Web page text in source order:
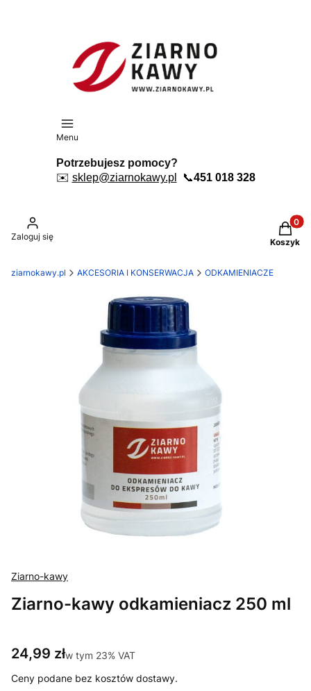
Menu
Potrzebujesz pomocy?
✉️ sklep@ziarnokawy.pl 📞451 018 328
Zaloguj się
Koszyk
ziarnokawy.pl AKCESORIA I KONSERWACJA ODKAMIENIACZE
Ziarno-kawy
Ziarno-kawy odkamieniacz 250 ml
Cena
24,99 złw tym 23% VAT
w tym 23% VAT
Ceny podane bez kosztów dostawy.